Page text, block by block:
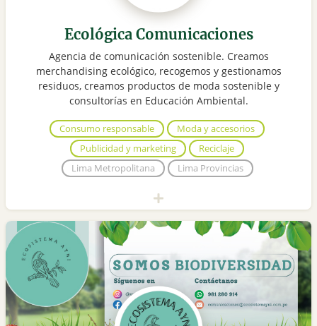
Ecológica Comunicaciones
Agencia de comunicación sostenible. Creamos
merchandising ecológico, recogemos y gestionamos
residuos, creamos productos de moda sostenible y
consultorías en Educación Ambiental.
Consumo responsable
Moda y accesorios
Publicidad y marketing
Reciclaje
Lima Metropolitana
Lima Provincias